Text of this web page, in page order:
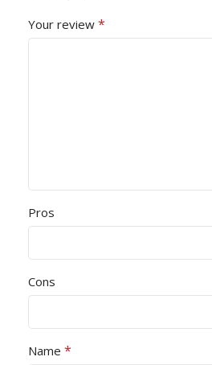
Your review *
Pros
Cons
Name *